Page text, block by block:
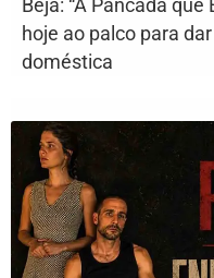
Beja: “A Pancada
hoje ao palco para
doméstica